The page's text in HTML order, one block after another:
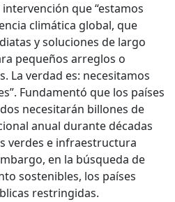
que “estamos
climática global, que
y soluciones de largo
pequeños arreglos o
La verdad es: necesitamos
Fundamentó que los países
necesitarán billones de
anual durante décadas
verdes e infraestructura
en la búsqueda de
sostenibles, los países
restringidas.